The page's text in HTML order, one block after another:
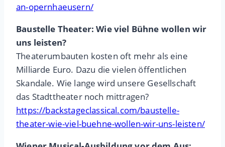
an-opernhaeusern/
Baustelle Theater: Wie viel Bühne wollen wir
uns leisten?
Theaterumbauten kosten oft mehr als eine
Milliarde Euro. Dazu die vielen öffentlichen
Skandale. Wie lange wird unsere Gesellschaft
das Stadttheater noch mittragen?
https://backstageclassical.com/baustelle-
theater-wie-viel-buehne-wollen-wir-uns-leisten/